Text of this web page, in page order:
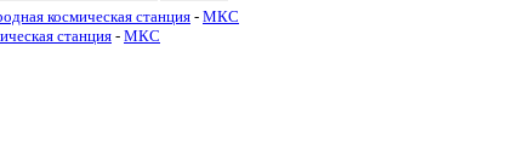
космическая станция - МКС
станция - МКС